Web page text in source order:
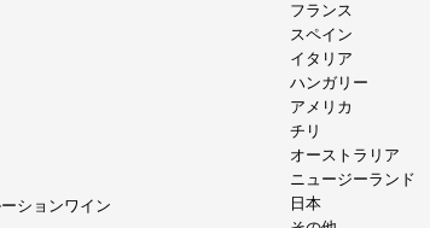
ションワイン
フランス
スペイン
イタリア
ハンガリー
アメリカ
チリ
オーストラリア
ニュージーランド
日本